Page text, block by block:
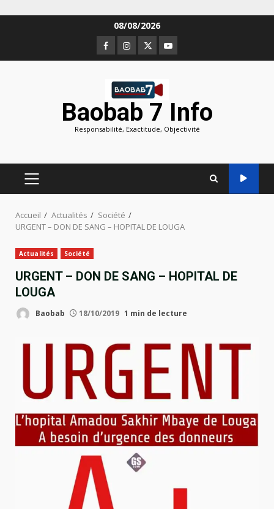
08/08/2026
Facebook
Instagram
TwitterYoutube
Baobab 7 Info
Responsabilité, Exactitude, Objectivité
MENU
PRINCIPAL
Accueil Actualités
Société
URGENT – DON DE SANG – HOPITAL DE LOUGA
Actualités Société
URGENT – DON DE SANG – HOPITAL DE
LOUGA
Baobab 18/10/2019 1 min de lecture